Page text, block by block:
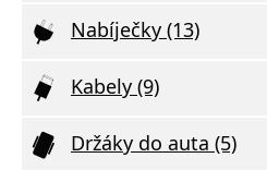
Nabíječky (13)
Kabely (9)
Držáky do auta (5)